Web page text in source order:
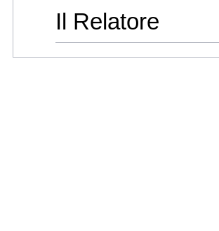
Il Relatore